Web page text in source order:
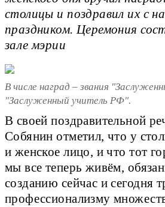
столицы и поздравил их с
праздником. Церемония
зале мэрии
В числе наград – звания
"Заслуженный учитель РФ".
В своей поздравительной
Собянин отметил, что у
и женское лицо, и что тот
мы все теперь живём,
созданию сейчас и сегодня
профессионализму